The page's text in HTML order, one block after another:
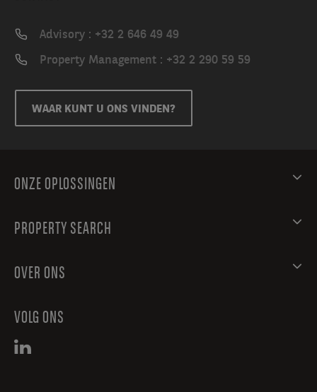
Advisory : +32 2 646 49 49
Property Management : +32 2 290 59 59
WAAR KUNT U ONS VINDEN?
ONZE OPLOSSINGEN
PROPERTY SEARCH
OVER ONS
VOLG ONS